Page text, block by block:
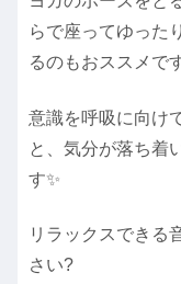
らで座ってゆった
るのもおススメで
意識を呼吸に向け
と、気分が落ち着
す✨
リラックスできる
さい?